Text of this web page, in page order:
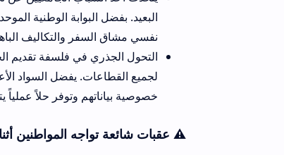
البعيد. بفضل البوابة الوطنية الموحدة، سحبت
نفسي مشاق السفر والتكاليف الباهظة."
التحول الجذري في فلسفة تقديم الخدمة يرتكز
لجميع القطاعات. يفضل السواد الأعظم من
خصوصية بياناتهم وتوفر حلاً عملياً يتماشى مع
⚠️ عقبات شائعة تواجه المواطنين أثناء استخدام